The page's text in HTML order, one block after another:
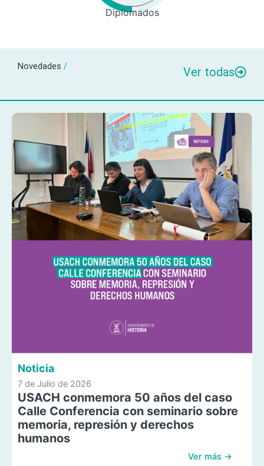
Diplomados
Novedades / Ver todas
Noticia
7 de Julio de 2026
USACH conmemora 50 años del caso
Calle Conferencia con seminario sobre
memoria, represión y derechos
humanos
Ver más →